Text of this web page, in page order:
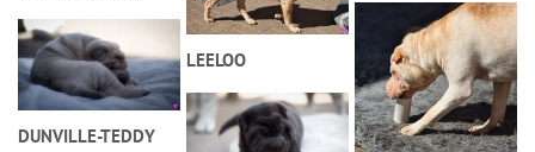
DUNVILLE-TEDDY
LEELOO